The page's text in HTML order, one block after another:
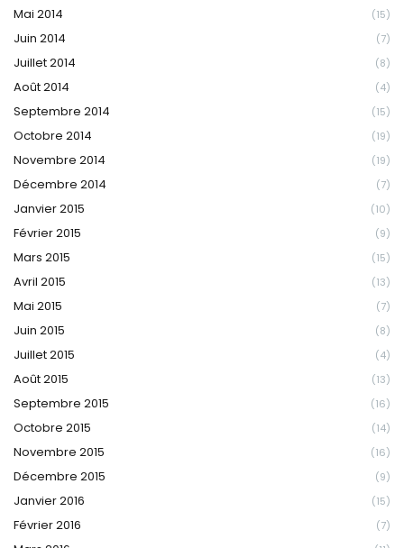
Mai 2014 (15)
Juin 2014 (7)
Juillet 2014 (8)
Août 2014 (4)
Septembre 2014 (15)
Octobre 2014 (19)
Novembre 2014 (19)
Décembre 2014 (7)
Janvier 2015 (10)
Février 2015 (9)
Mars 2015 (15)
Avril 2015 (13)
Mai 2015 (7)
Juin 2015 (8)
Juillet 2015 (4)
Août 2015 (13)
Septembre 2015 (16)
Octobre 2015 (14)
Novembre 2015 (16)
Décembre 2015 (9)
Janvier 2016 (15)
Février 2016 (7)